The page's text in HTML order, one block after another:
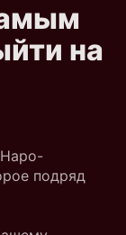
на
подряд